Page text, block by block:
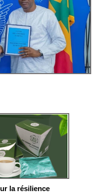
la résilience